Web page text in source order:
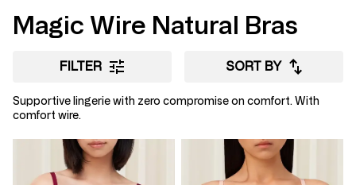
Magic Wire Natural Bras
FILTER SORT BY
Supportive lingerie with zero compromise on comfort. With
comfort wire.